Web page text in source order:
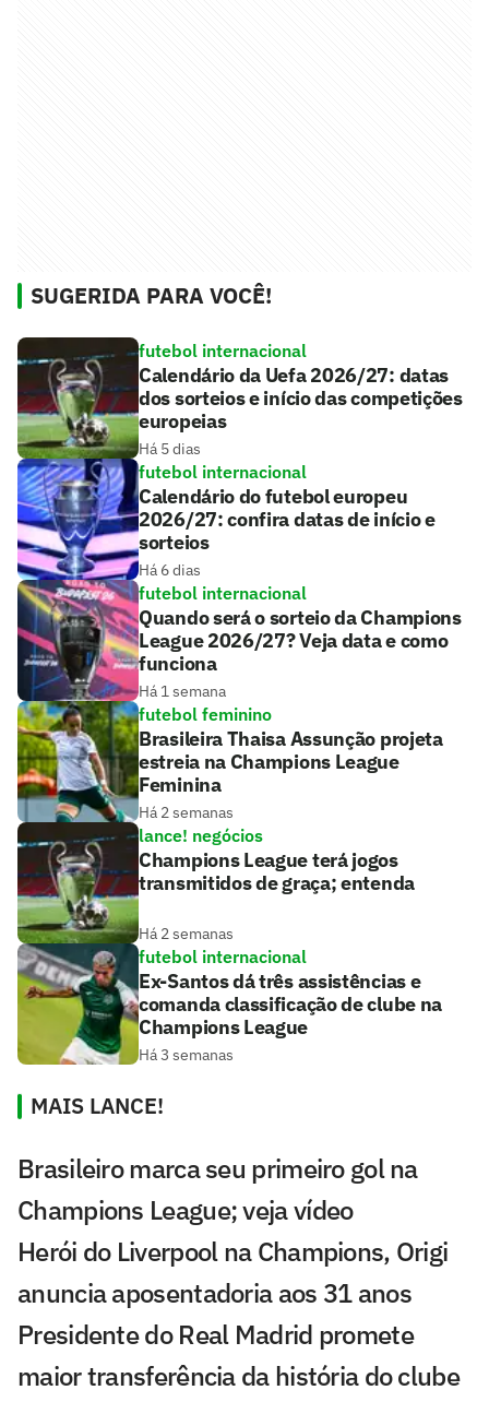
SUGERIDA PARA VOCÊ!
futebol internacional
Calendário da Uefa 2026/27: datas
dos sorteios e início das competições
europeias
Há 5 dias
futebol internacional
Calendário do futebol europeu
2026/27: confira datas de início e
sorteios
Há 6 dias
futebol internacional
Quando será o sorteio da Champions
League 2026/27? Veja data e como
funciona
Há 1 semana
futebol feminino
Brasileira Thaisa Assunção projeta
estreia na Champions League
Feminina
Há 2 semanas
lance! negócios
Champions League terá jogos
transmitidos de graça; entenda
Há 2 semanas
futebol internacional
Ex-Santos dá três assistências e
comanda classificação de clube na
Champions League
Há 3 semanas
MAIS LANCE!
Brasileiro marca seu primeiro gol na
Champions League; veja vídeo
Herói do Liverpool na Champions, Origi
anuncia aposentadoria aos 31 anos
Presidente do Real Madrid promete
maior transferência da história do clube